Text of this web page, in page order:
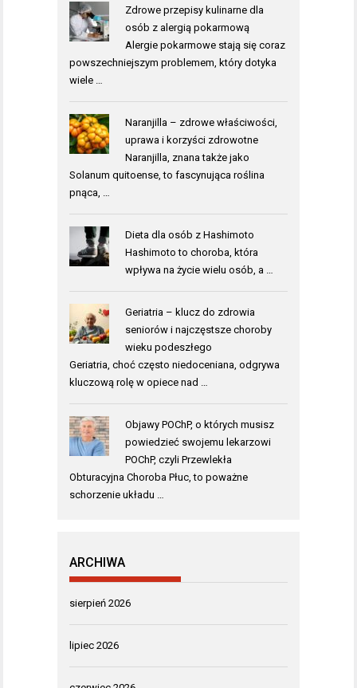
Zdrowe przepisy kulinarne dla
osób z alergią pokarmową
Alergie pokarmowe stają się coraz
powszechniejszym problemem, który dotyka
wiele …
Naranjilla – zdrowe właściwości,
uprawa i korzyści zdrowotne
Naranjilla, znana także jako
Solanum quitoense, to fascynująca roślina
pnąca, …
Dieta dla osób z Hashimoto
Hashimoto to choroba, która
wpływa na życie wielu osób, a …
Geriatria – klucz do zdrowia
seniorów i najczęstsze choroby
wieku podeszłego
Geriatria, choć często niedoceniana, odgrywa
kluczową rolę w opiece nad …
Objawy POChP, o których musisz
powiedzieć swojemu lekarzowi
POChP, czyli Przewlekła
Obturacyjna Choroba Płuc, to poważne
schorzenie układu …
ARCHIWA
sierpień 2026
lipiec 2026